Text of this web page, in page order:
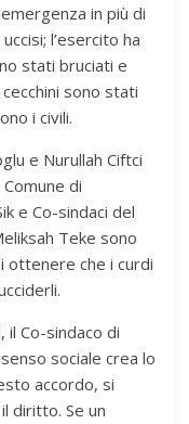
in più di
l’esercito ha
stati bruciati e
sono stati
i civili.
e Nurullah Ciftci
di
e Co-sindaci del
Teke sono
ottenere che i curdi
il Co-sindaco di
sociale crea lo
accordo, si
diritto. Se un